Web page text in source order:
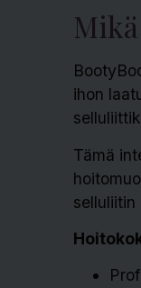
ihon
Tämä